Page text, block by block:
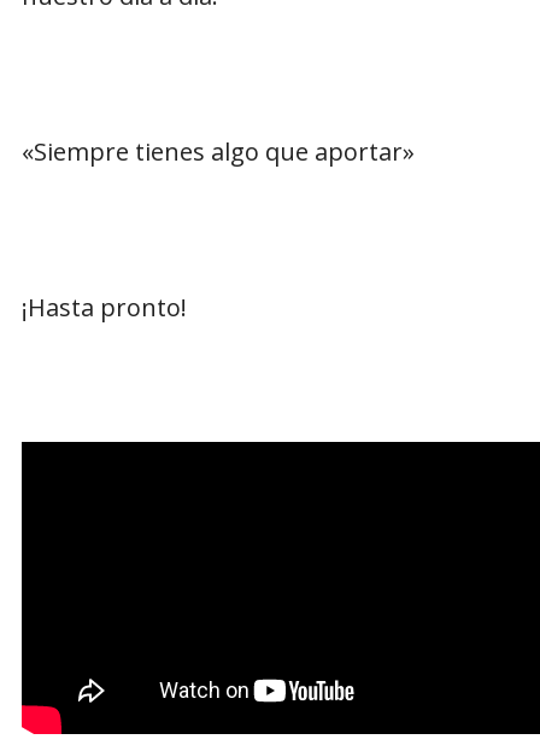
«Siempre tienes algo que aportar»
¡Hasta pronto!